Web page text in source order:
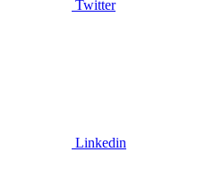
Twitter
Linkedin